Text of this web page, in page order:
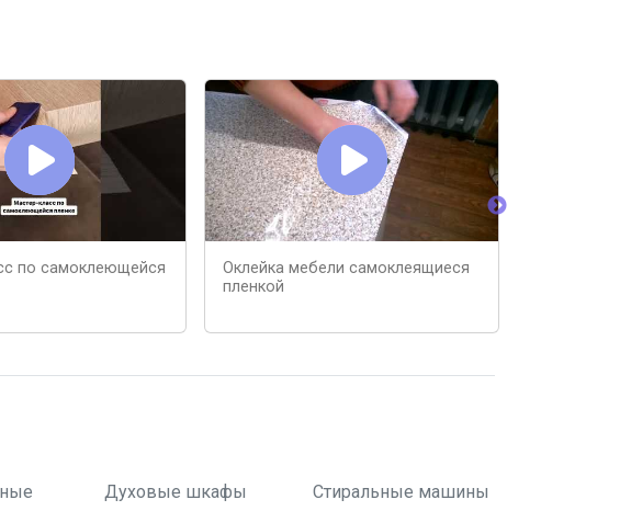
по самоклеющейся
Оклейка мебели самоклеящиеся
пленкой
Духовые шкафы Стиральные машины